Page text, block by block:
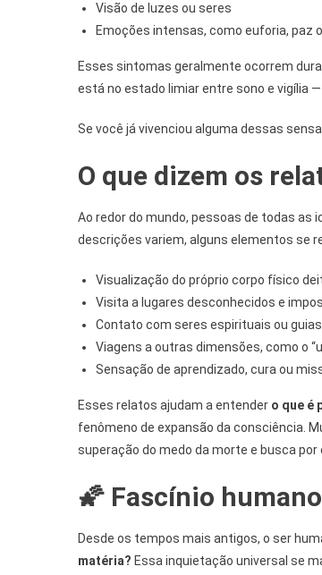
Visão de luzes ou seres
Emoções intensas, como euforia, paz
Esses sintomas geralmente ocorrem
está no estado limiar entre sono e vigília
Se você já vivenciou alguma dessas
O que dizem os
Ao redor do mundo, pessoas de todas as
descrições variem, alguns elementos se
Visualização do próprio corpo físico
Visita a lugares desconhecidos e
Contato com seres espirituais ou guias
Viagens a outras dimensões, como o
Sensação de aprendizado, cura ou
Esses relatos ajudam a entender o que é
fenômeno de expansão da consciência.
superação do medo da morte e busca por
🌠 Fascínio
Desde os tempos mais antigos, o ser
matéria? Essa inquietação universal se